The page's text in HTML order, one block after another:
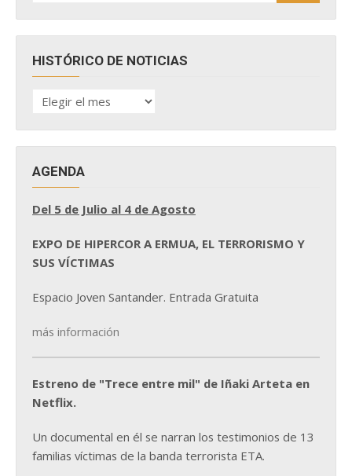
HISTÓRICO DE NOTICIAS
HISTÓRICO
DE
AGENDA
Del 5 de Julio al 4 de Agosto
EXPO DE HIPERCOR A ERMUA, EL TERRORISMO Y
SUS VÍCTIMAS
Espacio Joven Santander. Entrada Gratuita
más información
Estreno de "Trece entre mil" de Iñaki Arteta en
Netflix.
Un documental en él se narran los testimonios de 13
familias víctimas de la banda terrorista ETA.